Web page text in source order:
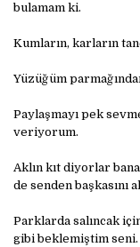
bulamam ki.
Kumların, karların
Yüzüğüm
Paylaşmayı pek
veriyorum.
Aklın kıt diyorlar
de senden başkasını
Parklarda salıncak
gibi beklemiştim seni.